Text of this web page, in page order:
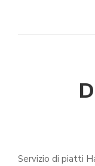
Servizio di piatti